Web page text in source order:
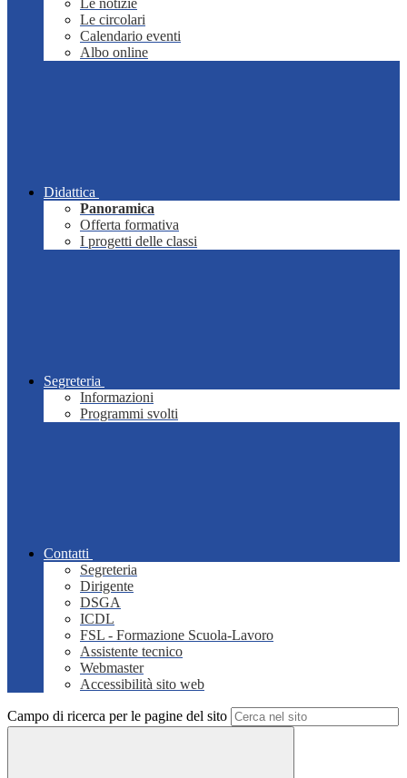
Le notizie
Le circolari
Calendario eventi
Albo online
Didattica
Panoramica
Offerta formativa
I progetti delle classi
Segreteria
Informazioni
Programmi svolti
Contatti
Segreteria
Dirigente
DSGA
ICDL
FSL - Formazione Scuola-Lavoro
Assistente tecnico
Webmaster
Accessibilità sito web
Campo di ricerca per le pagine del sito